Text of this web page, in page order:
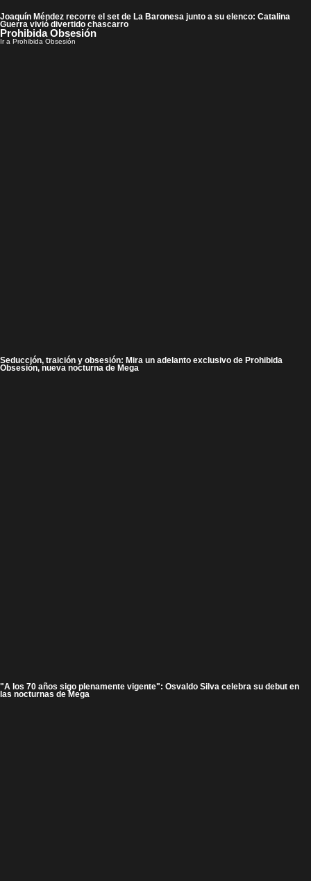
Joaquín Méndez recorre el set de La Baronesa junto a su elenco: Catalina
Guerra vivió divertido chascarro
Prohibida Obsesión
Ir a Prohibida Obsesión
Seducción, traición y obsesión: Mira un adelanto exclusivo de Prohibida
Obsesión, nueva nocturna de Mega
"A los 70 años sigo plenamente vigente": Osvaldo Silva celebra su debut en
las nocturnas de Mega